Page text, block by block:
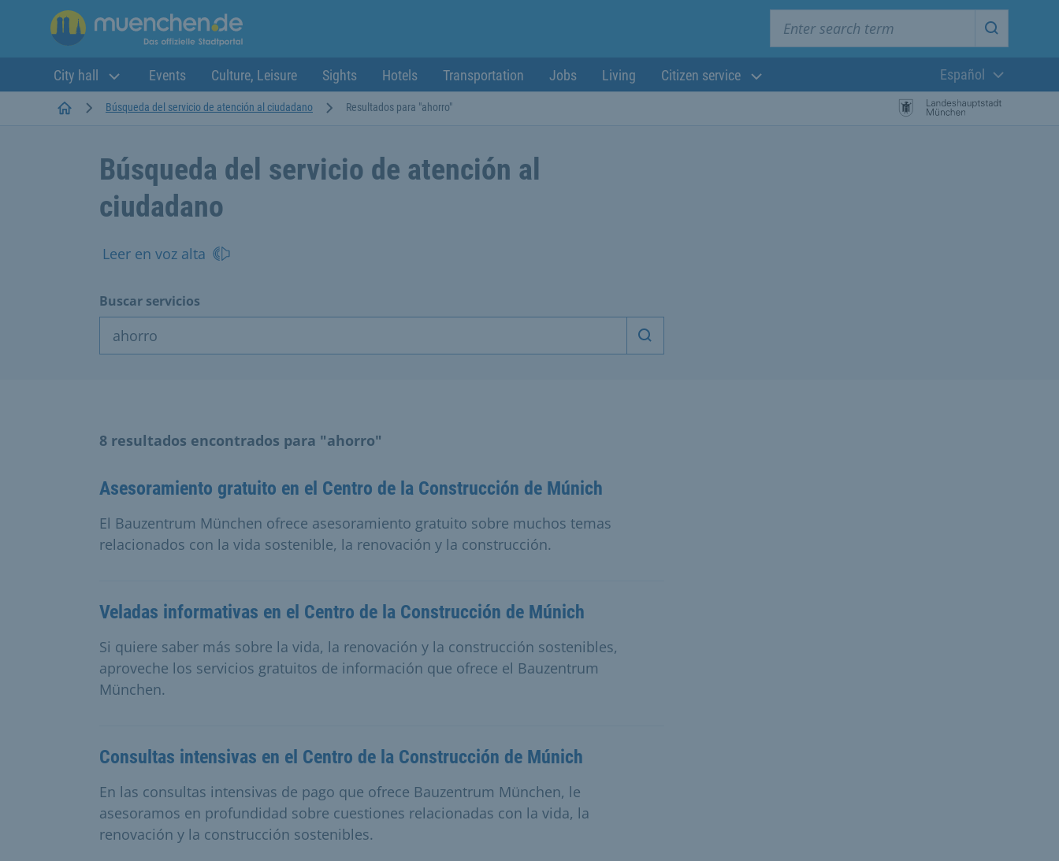
Start
City hall Events Culture, Leisure Sights Hotels Transportation Jobs Living Citizen service
Lengua actual:
Español
StartseiteBúsqueda del servicio de atención al ciudadano Resultados para "ahorro"
Búsqueda del servicio de atención al
ciudadano
Leer en voz alta
Buscar servicios
Iniciar búsqueda
8 resultados encontrados para "ahorro"
Asesoramiento gratuito en el Centro de la Construcción de Múnich
El Bauzentrum München ofrece asesoramiento gratuito sobre muchos temas
relacionados con la vida sostenible, la renovación y la construcción.
Veladas informativas en el Centro de la Construcción de Múnich
Si quiere saber más sobre la vida, la renovación y la construcción sostenibles,
aproveche los servicios gratuitos de información que ofrece el Bauzentrum
München.
Consultas intensivas en el Centro de la Construcción de Múnich
En las consultas intensivas de pago que ofrece Bauzentrum München, le
asesoramos en profundidad sobre cuestiones relacionadas con la vida, la
renovación y la construcción sostenibles.